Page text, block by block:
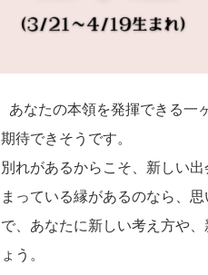
あなたの本領を発揮できる一
待できそうです。
別れがあるからこそ、新しい
っている縁があるのなら、
、あなたに新しい考え方や
う。